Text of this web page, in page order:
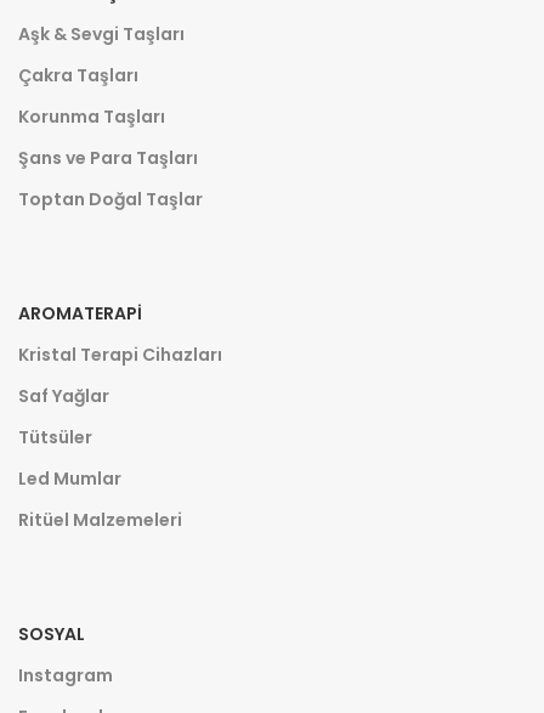
Aşk & Sevgi Taşları
Çakra Taşları
Korunma Taşları
Şans ve Para Taşları
Toptan Doğal Taşlar
AROMATERAPI
Kristal Terapi Cihazları
Saf Yağlar
Tütsüler
Led Mumlar
Ritüel Malzemeleri
SOSYAL
Instagram